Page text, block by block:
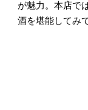
が魅力。本店で
酒を堪能してみ